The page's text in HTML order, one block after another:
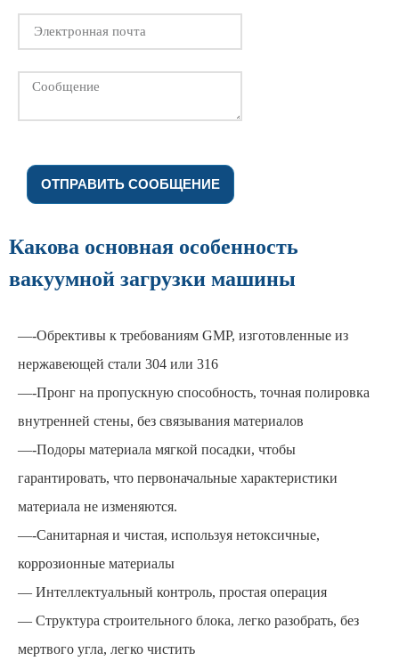
ОТПРАВИТЬ СООБЩЕНИЕ
Какова основная особенность
вакуумной загрузки машины
—-Обрективы к требованиям GMP, изготовленные из
нержавеющей стали 304 или 316
—-Пронг на пропускную способность, точная полировка
внутренней стены, без связывания материалов
—-Подоры материала мягкой посадки, чтобы
гарантировать, что первоначальные характеристики
материала не изменяются.
—-Санитарная и чистая, используя нетоксичные,
коррозионные материалы
— Интеллектуальный контроль, простая операция
— Структура строительного блока, легко разобрать, без
мертвого угла, легко чистить